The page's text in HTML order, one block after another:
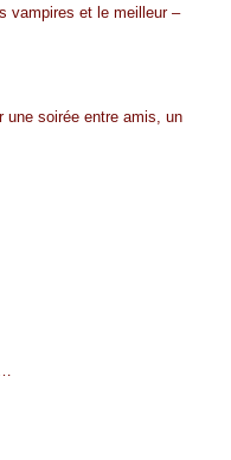
vampires et le meilleur –
une soirée entre amis, un